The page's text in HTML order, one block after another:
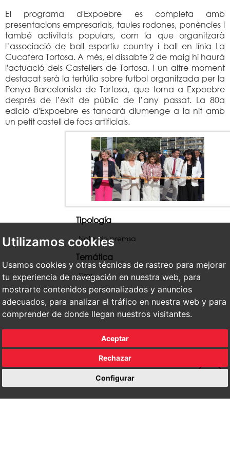
Utilizamos cookies
Usamos cookies y otras técnicas de rastreo para mejorar
tu experiencia de navegación en nuestra web, para
mostrarte contenidos personalizados y anuncios
adecuados, para analizar el tráfico en nuestra web y para
comprender de donde llegan nuestros visitantes.
Aceptar
Rechazar
Configurar
El programa d'Expoebre es completa amb
presentacions empresarials, taules rodones, ponències i
també activitats populars, com la que organitzarà
l’associació de ball esportiu country i ball en línia La
Cucafera Tortosa. A més, el dissabte 2 de maig hi haurà
l'actuació dels Castellers de Tortosa. I un altre moment
destacat serà la tertúlia sobre futbol organitzada per la
Penya Barcelonista de Tortosa, que torna a Expoebre
després de l’èxit de públic de l’any passat. La 80a
edició d'Expoebre es tancarà diumenge a la nit amb
un petit castell de focs artificials.
Tipología
Nota de premsa
Temática
Fires